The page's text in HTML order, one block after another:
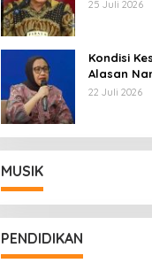
25 Juli 2026
Kondisi
Alasan
Mundur
22 Juli 2026
MUSIK
PENDIDIKAN